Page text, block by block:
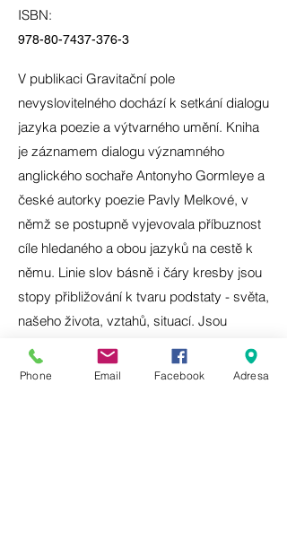
ISBN:
978-80-7437-376-3
V publikaci Gravitační pole
nevyslovitelného dochází k setkání dialogu
jazyka poezie a výtvarného umění. Kniha
je záznamem dialogu významného
anglického sochaře Antonyho Gormleye a
české autorky poezie Pavly Melkové, v
němž se postupně vyjevovala příbuznost
cíle hledaného a obou jazyků na cestě k
němu. Linie slov básně i čáry kresby jsou
stopy přibližování k tvaru podstaty - světa,
našeho života, vztahů, situací. Jsou
stopami jeho obkružování, tahy
imaginace. Tahy slov poezie a tahy linií
Phone Email Facebook Adresa